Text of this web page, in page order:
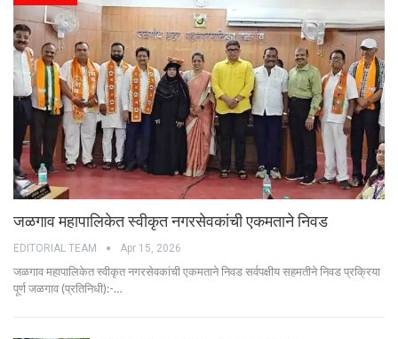
जळगाव महापालिकेत स्वीकृत नगरसेवकांची एकमताने निवड
EDITORIAL TEAM Apr 15, 2026
जळगाव महापालिकेत स्वीकृत नगरसेवकांची एकमताने निवड सर्वपक्षीय सहमतीने निवड प्रक्रिया
पूर्ण जळगाव (प्रतिनिधी):-…